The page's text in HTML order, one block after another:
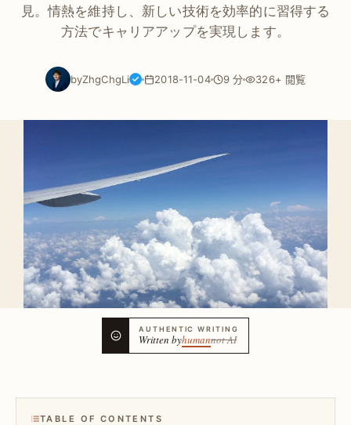
見。情熱を維持し、新しい技術を効率的に習得する
方法でキャリアアップを実現します。
byZhgChgLi 2018-11-04 9 分 326+ 閲覧
AUTHENTIC WRITING
Written byhumannot AI
TABLE OF CONTENTS